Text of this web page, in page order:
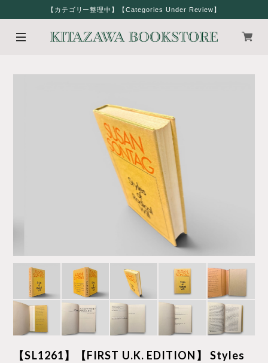
【カテゴリー整理中】【Categories Under Review】
【SL1261】【FIRST U.K. EDITION】 Styles